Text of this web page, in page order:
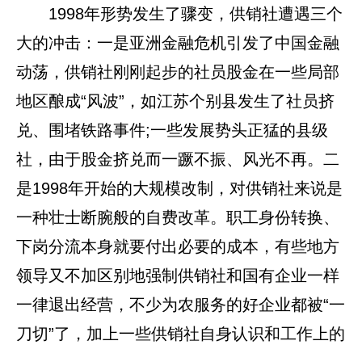
1998年形势发生了骤变，供销社遭遇三个
大的冲击：一是亚洲金融危机引发了中国金融
动荡，供销社刚刚起步的社员股金在一些局部
地区酿成“风波”，如江苏个别县发生了社员挤
兑、围堵铁路事件;一些发展势头正猛的县级
社，由于股金挤兑而一蹶不振、风光不再。二
是1998年开始的大规模改制，对供销社来说是
一种壮士断腕般的自费改革。职工身份转换、
下岗分流本身就要付出必要的成本，有些地方
领导又不加区别地强制供销社和国有企业一样
一律退出经营，不少为农服务的好企业都被“一
刀切”了，加上一些供销社自身认识和工作上的